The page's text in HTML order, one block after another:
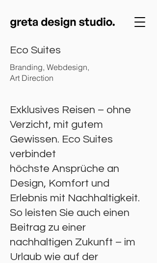
Eco Suites
Branding, Webdesign,
Art Direction
Exklusives Reisen – ohne
Verzicht, mit gutem
Gewissen. Eco Suites
verbindet
höchste Ansprüche an
Design, Komfort und
Erlebnis mit Nachhaltigkeit.
So leisten Sie auch einen
Beitrag zu einer
nachhaltigen Zukunft – im
Urlaub wie auf der